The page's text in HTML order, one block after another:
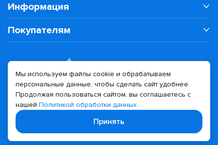
Информация
Покупателям
Политика конфиденциальности
Дизайн сайта Разработка сайта
Мы используем файлы cookie и обрабатываем
персональные данные, чтобы сделать сайт удобнее.
Продолжая пользоваться сайтом, вы соглашаетесь с
нашей Политикой обработки данных
Принять